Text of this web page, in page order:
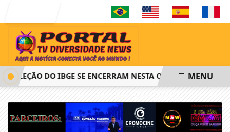
DO IBGE SE ENCERRAM NESTA QUINTA-FEIRA ÀS 14H
MENU